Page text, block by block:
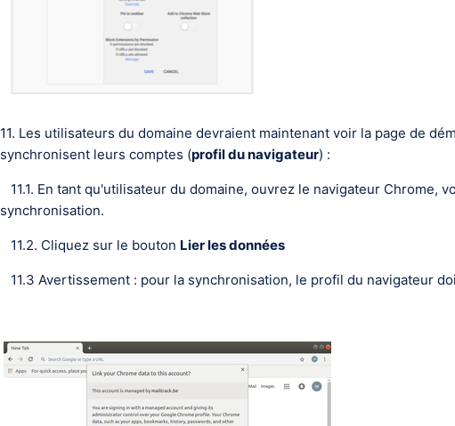
11. Les utilisateurs du domaine devraient maintenant voir la page de
synchronisent leurs comptes (profil du navigateur) :
11.1. En tant qu'utilisateur du domaine, ouvrez le navigateur Chrome,
synchronisation.
11.2. Cliquez sur le bouton Lier les données
11.3 Avertissement : pour la synchronisation, le profil du navigateur